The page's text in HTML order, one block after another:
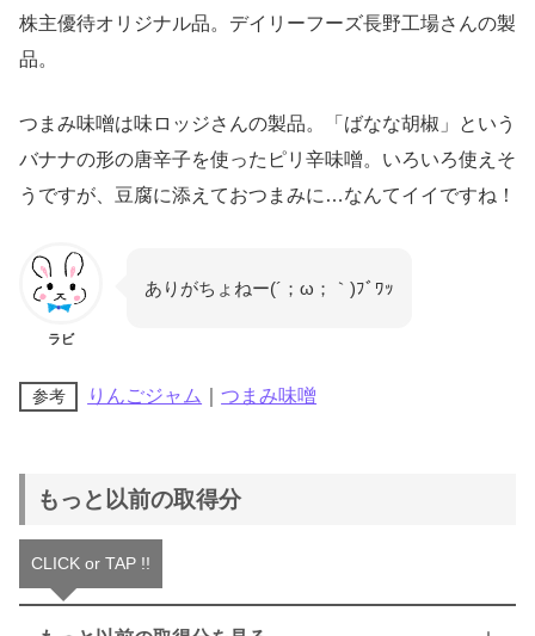
株主優待オリジナル品。デイリーフーズ長野工場さんの製
品。
つまみ味噌は味ロッジさんの製品。「ばなな胡椒」という
バナナの形の唐辛子を使ったピリ辛味噌。いろいろ使えそ
うですが、豆腐に添えておつまみに…なんてイイですね！
ラビ
ありがちょねー(´；ω；｀)ﾌﾞﾜｯ
参考 りんごジャム ｜つまみ味噌
もっと以前の取得分
CLICK or TAP !!